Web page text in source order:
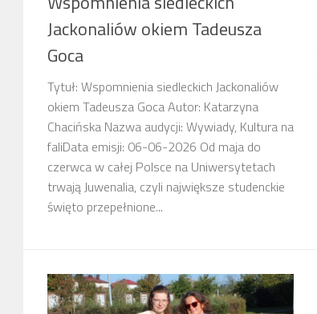
Jackonaliów okiem Tadeusza
Goca
Tytuł: Wspomnienia siedleckich Jackonaliów
okiem Tadeusza Goca Autor: Katarzyna
Chacińska Nazwa audycji: Wywiady, Kultura na
faliData emisji: 06-06-2026 Od maja do
czerwca w całej Polsce na Uniwersytetach
trwają Juwenalia, czyli największe studenckie
święto przepełnione...